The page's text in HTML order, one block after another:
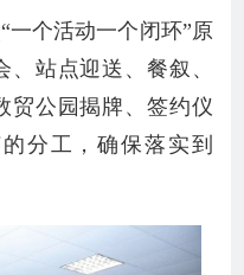
一个活动一个闭环”原
站点迎送、餐叙、
贸公园揭牌、签约仪
分工，确保落实到